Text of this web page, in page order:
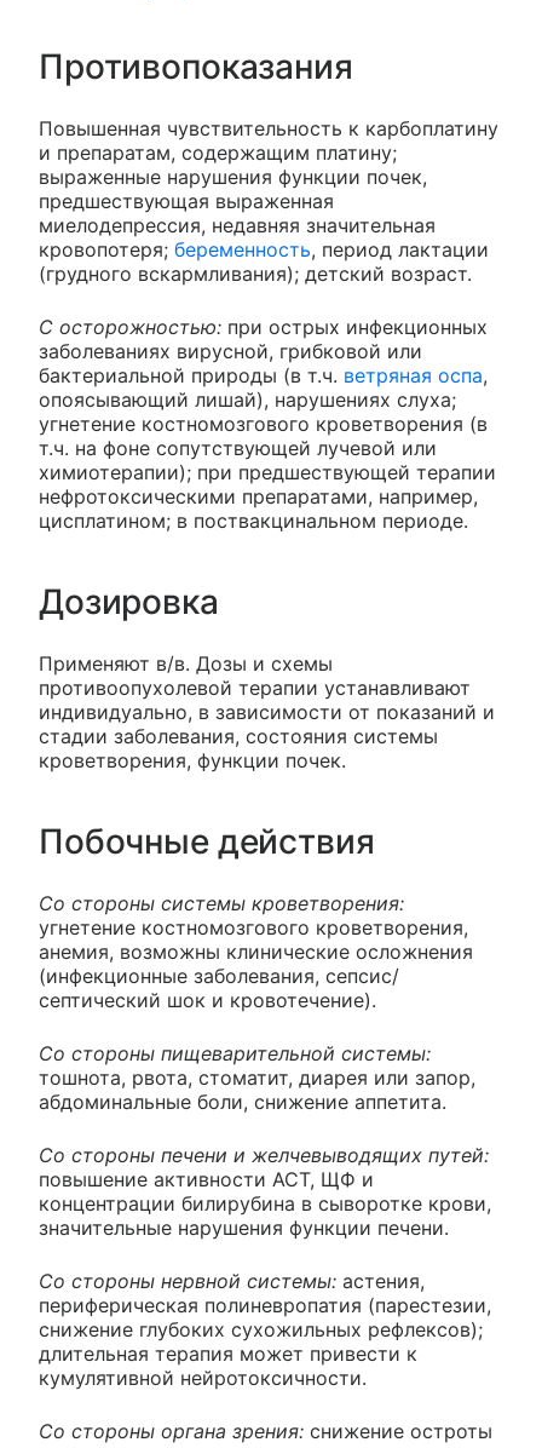
Противопоказания
Повышенная чувствительность к карбоплатину
и препаратам, содержащим платину;
выраженные нарушения функции почек,
предшествующая выраженная
миелодепрессия, недавняя значительная
кровопотеря; беременность, период лактации
(грудного вскармливания); детский возраст.
С осторожностью: при острых инфекционных
заболеваниях вирусной, грибковой или
бактериальной природы (в т.ч. ветряная оспа,
опоясывающий лишай), нарушениях слуха;
угнетение костномозгового кроветворения (в
т.ч. на фоне сопутствующей лучевой или
химиотерапии); при предшествующей терапии
нефротоксическими препаратами, например,
цисплатином; в поствакцинальном периоде.
Дозировка
Применяют в/в. Дозы и схемы
противоопухолевой терапии устанавливают
индивидуально, в зависимости от показаний и
стадии заболевания, состояния системы
кроветворения, функции почек.
Побочные действия
Со стороны системы кроветворения:
угнетение костномозгового кроветворения,
анемия, возможны клинические осложнения
(инфекционные заболевания, сепсис/
септический шок и кровотечение).
Со стороны пищеварительной системы:
тошнота, рвота, стоматит, диарея или запор,
абдоминальные боли, снижение аппетита.
Со стороны печени и желчевыводящих путей:
повышение активности АСТ, ЩФ и
концентрации билирубина в сыворотке крови,
значительные нарушения функции печени.
Со стороны нервной системы: астения,
периферическая полиневропатия (парестезии,
снижение глубоких сухожильных рефлексов);
длительная терапия может привести к
кумулятивной нейротоксичности.
Со стороны органа зрения: снижение остроты